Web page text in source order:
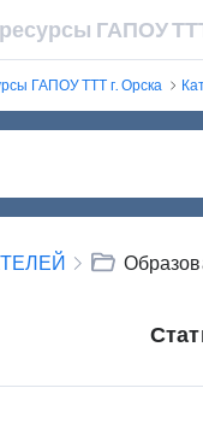
ГАПОУ
ГАПОУ ТТТ г. Орска